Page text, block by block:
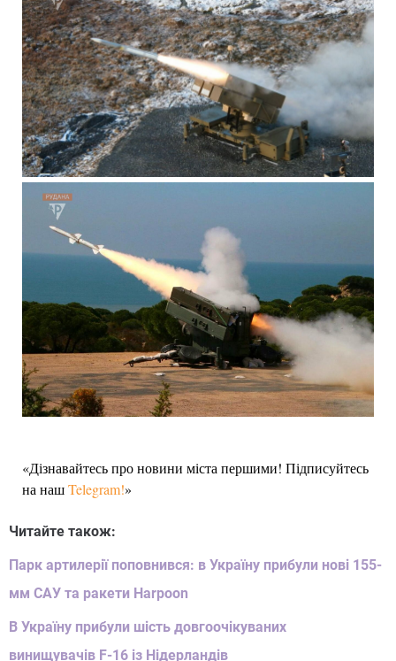
«Дізнавайтесь про новини міста першими! Підписуйтесь
на нашTelegram!»
Читайте також:
Парк артилерії поповнився: в Україну прибули нові 155-
мм САУ та ракети Harpoon
В Україну прибули шість довгоочікуваних
винищувачів F-16 із Нідерландів